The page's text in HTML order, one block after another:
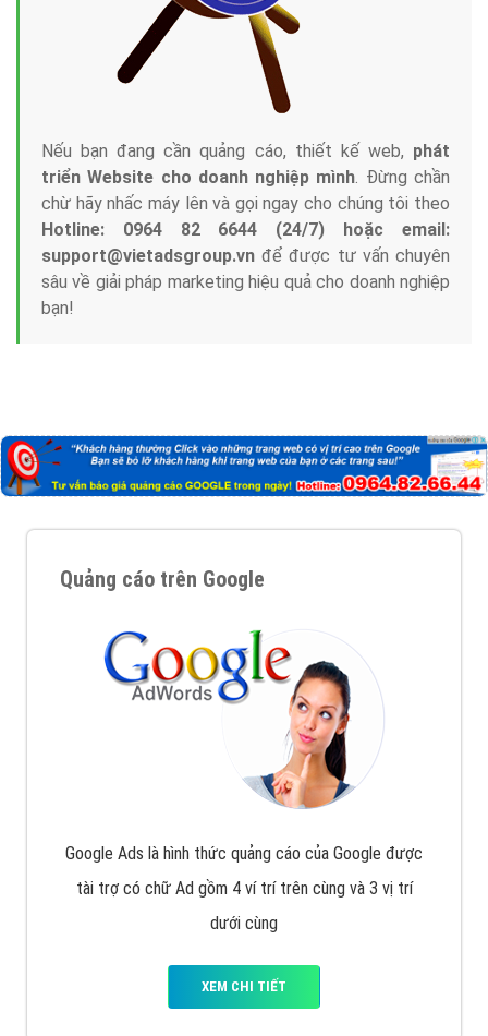
Công ty Việt Ads thành lập từ năm 2013
với bề dày kinh nghiệm sẽ tư vấn xây dựng và phát
triển thương hiệu của doanh nghiệp bạn với mức chi
phí mà bạn có thể đầu tư cho marketing online. Đội
ngũ kỹ thuật quảng cáo trực tuyến, SEO, lập trình
Web chuyên sâu trong nghề, được đào tạo bài bản tại
trung tâm marketing online uy tín hàng năm, luôn đem
đến cho khách hàng sản phẩm/ dịch vụ chất
lượng.
Nếu bạn đang cần quảng cáo, thiết kế web,
triển Website cho doanh nghiệp mình
. Đừng chần
chừ hãy nhấc máy lên và gọi ngay cho chúng tôi theo
Hotline: 0964 82 6644 (24/7) hoặc email:
để được tư vấn chuyên
sâu về giải pháp marketing hiệu quả cho doanh nghiệp